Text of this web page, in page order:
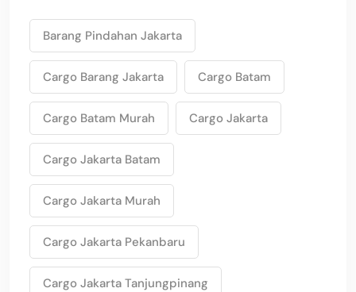
Barang Pindahan Jakarta
Cargo Barang Jakarta Cargo Batam
Cargo Batam Murah Cargo Jakarta
Cargo Jakarta Batam
Cargo Jakarta Murah
Cargo Jakarta Pekanbaru
Cargo Jakarta Tanjungpinang